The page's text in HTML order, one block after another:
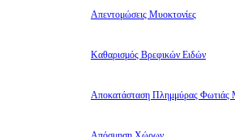
Απεντομώσεις Μυοκτονίες
Καθαρισμός Βρεφικών Ειδών
Αποκατάσταση Πλημμύρας Φωτιάς